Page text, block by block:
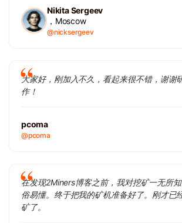
Nikita Sergeev
，Moscow
@nicksergeev
大家好，刚加入不久，看起来很不错，谢谢
作！
pcoma
@pcoma
在发现2Miners博客之前，我对挖矿一无所
俗易懂。终于把我的矿机准备好了。刚才已
矿了。